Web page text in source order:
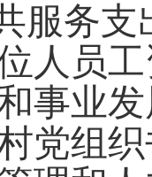
服务支
人员
事业
党组